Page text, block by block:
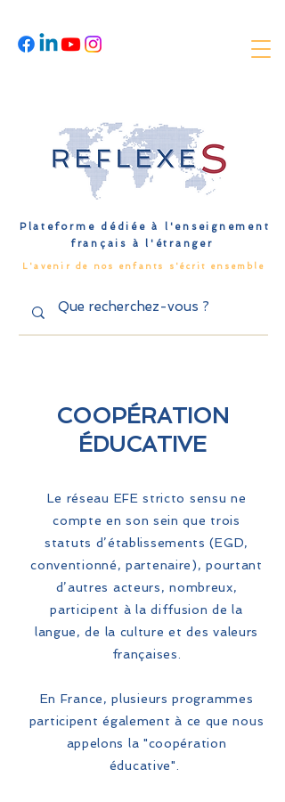
Plateforme dédiée à l'enseignement
français à l'étranger
L'avenir de nos enfants s'écrit ensemble
COOPÉRATION
ÉDUCATIVE
Le réseau EFE stricto sensu ne
compte en son sein que trois
statuts d’établissements (EGD,
conventionné, partenaire), pourtant
d’autres acteurs, nombreux,
participent à la diffusion de la
langue, de la culture et des valeurs
françaises.
En France, plusieurs programmes
participent également à ce que nous
appelons la "coopération
éducative".